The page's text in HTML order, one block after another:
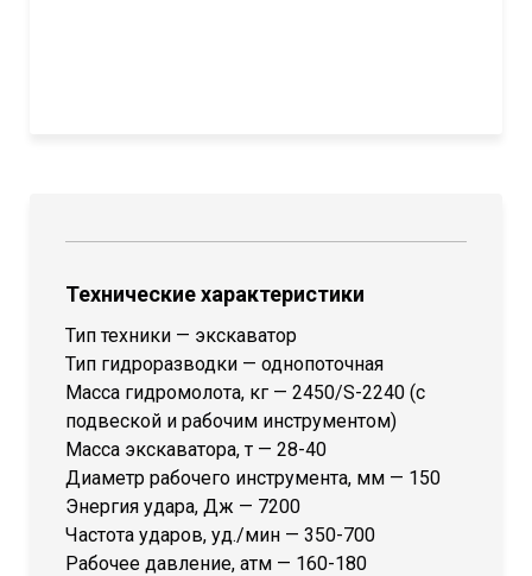
Технические характеристики
Тип техники — экскаватор
Тип гидроразводки — однопоточная
Масса гидромолота, кг — 2450/S-2240 (с
подвеской и рабочим инструментом)
Масса экскаватора, т — 28-40
Диаметр рабочего инструмента, мм — 150
Энергия удара, Дж — 7200
Частота ударов, уд./мин — 350-700
Рабочее давление, атм — 160-180